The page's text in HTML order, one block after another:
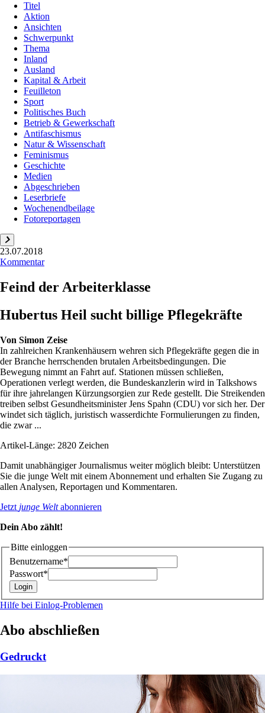
Titel
Aktion
Ansichten
Schwerpunkt
Thema
Inland
Ausland
Kapital & Arbeit
Feuilleton
Sport
Politisches Buch
Betrieb & Gewerkschaft
Antifaschismus
Natur & Wissenschaft
Feminismus
Geschichte
Medien
Abgeschrieben
Leserbriefe
Wochenendbeilage
Fotoreportagen
23.07.2018
Kommentar
Feind der Arbeiterklasse
Hubertus Heil sucht billige Pflegekräfte
Von Simon Zeise
In zahlreichen Krankenhäusern wehren sich Pflegekräfte gegen die in
der Branche herrschenden brutalen Arbeitsbedingungen. Die
Bewegung nimmt an Fahrt auf. Stationen müssen schließen,
Operationen verlegt werden, die Bundeskanzlerin wird in Talkshows
für ihre jahrelangen Kürzungsorgien zur Rede gestellt. Die Streikenden
treiben selbst Gesundheitsminister Jens Spahn (CDU) vor sich her. Der
windet sich täglich, juristisch wasserdichte Formulierungen zu finden,
die zwar ...
Artikel-Länge: 2820 Zeichen
Damit unabhängiger Journalismus weiter möglich bleibt: Unterstützen
Sie die junge Welt mit einem Abonnement und erhalten Sie Zugang zu
allen Analysen, Reportagen und Kommentaren.
Jetzt junge Weltabonnieren
Dein Abo zählt!
Bitte einloggen
Benutzername*
Passwort*
Hilfe bei Einlog-Problemen
Abo abschließen
Gedruckt